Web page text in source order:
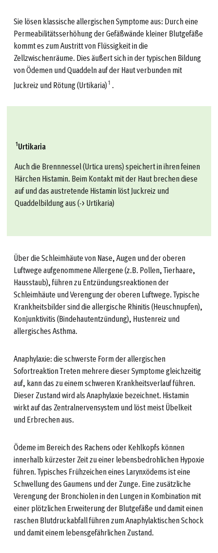
Sie lösen klassische allergischen Symptome aus: Durch eine
Permeabilitätsserhöhung der Gefäßwände kleiner Blutgefäße
kommt es zum Austritt von Flüssigkeit in die
Zellzwischenräume. Dies äußert sich in der typischen Bildung
von Ödemen und Quaddeln auf der Haut verbunden mit
Juckreiz und Rötung (Urtikaria)1 .
1Urtikaria
Auch die Brennnessel (Urtica urens) speichert in ihren feinen
Härchen Histamin. Beim Kontakt mit der Haut brechen diese
auf und das austretende Histamin löst Juckreiz und
Quaddelbildung aus (-> Urtikaria)
Über die Schleimhäute von Nase, Augen und der oberen
Luftwege aufgenommene Allergene (z.B. Pollen, Tierhaare,
Hausstaub), führen zu Entzündungsreaktionen der
Schleimhäute und Verengung der oberen Luftwege. Typische
Krankheitsbilder sind die allergische Rhinitis (Heuschnupfen),
Konjunktivitis (Bindehautentzündung), Hustenreiz und
allergisches Asthma.
Anaphylaxie: die schwerste Form der allergischen
Sofortreaktion Treten mehrere dieser Symptome gleichzeitig
auf, kann das zu einem schweren Krankheitsverlauf führen.
Dieser Zustand wird als Anaphylaxie bezeichnet. Histamin
wirkt auf das Zentralnervensystem und löst meist Übelkeit
und Erbrechen aus.
Ödeme im Bereich des Rachens oder Kehlkopfs können
innerhalb kürzester Zeit zu einer lebensbedrohlichen Hypoxie
führen. Typisches Frühzeichen eines Larynxödems ist eine
Schwellung des Gaumens und der Zunge. Eine zusätzliche
Verengung der Bronchiolen in den Lungen in Kombination mit
einer plötzlichen Erweiterung der Blutgefäße und damit einen
raschen Blutdruckabfall führen zum Anaphylaktischen Schock
und damit einem lebensgefährlichen Zustand.